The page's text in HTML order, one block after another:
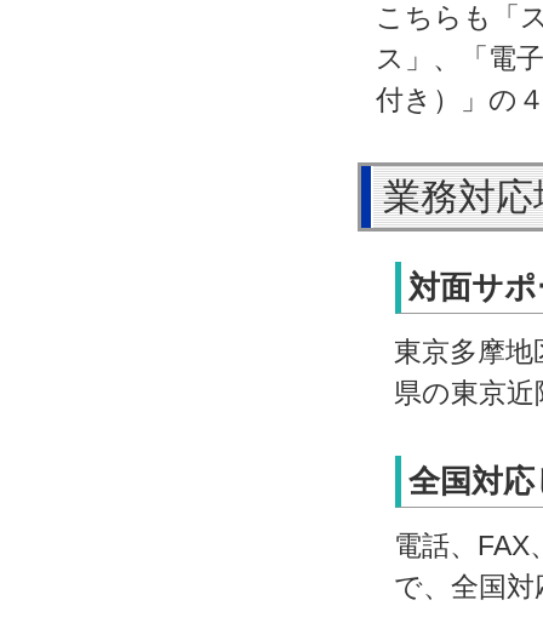
こちらも「
ス」、「電
付き）」の
業務対
対面サ
東京多摩地
県の東京近
全国対
電話、
で、全国